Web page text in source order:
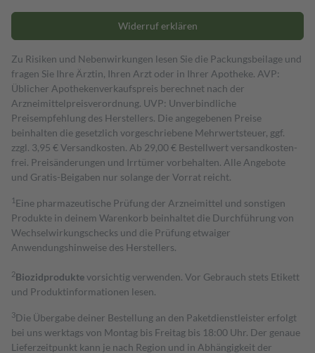
Widerruf erklären
Zu Risiken und Nebenwirkungen lesen Sie die Packungsbeilage und
fragen Sie Ihre Ärztin, Ihren Arzt oder in Ihrer Apotheke. AVP:
Üblicher Apothekenverkaufspreis berechnet nach der
Arzneimittelpreisverordnung. UVP: Unverbindliche
Preisempfehlung des Herstellers. Die angegebenen Preise
beinhalten die gesetzlich vorgeschriebene Mehrwertsteuer, ggf.
zzgl. 3,95 € Versandkosten. Ab 29,00 € Bestell­wert versand­kosten­
frei. Preisänderungen und Irrtümer vorbehalten. Alle Angebote
und Gratis-Beigaben nur solange der Vorrat reicht.
1 Eine pharmazeutische Prüfung der Arzneimittel und sonstigen
Produkte in deinem Warenkorb beinhaltet die Durchführung von
Wechselwirkungschecks und die Prüfung etwaiger
Anwendungshinweise des Herstellers.
2Biozidproduktevorsichtig verwenden. Vor Gebrauch stets Etikett
und Produktinformationen lesen.
3Die Übergabe deiner Bestellung an den Paketdienstleister erfolgt
bei uns werktags von Montag bis Freitag bis 18:00 Uhr. Der genaue
Lieferzeitpunkt kann je nach Region und in Abhängigkeit der